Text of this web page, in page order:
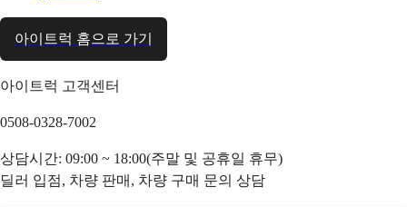
아이트럭 홈으로 가기
아이트럭 고객센터
0508-0328-7002
상담시간: 09:00 ~ 18:00(주말 및 공휴일 휴무)
딜러 입점, 차량 판매, 차량 구매 문의 상담